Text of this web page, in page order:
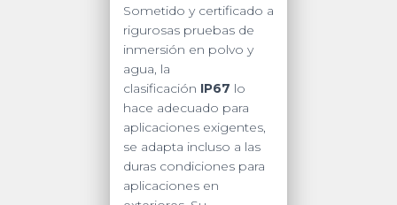
Sometido y certificado a
rigurosas pruebas de
inmersión en polvo y
agua, la
clasificación IP67 lo
hace adecuado para
aplicaciones exigentes,
se adapta incluso a las
duras condiciones para
aplicaciones en